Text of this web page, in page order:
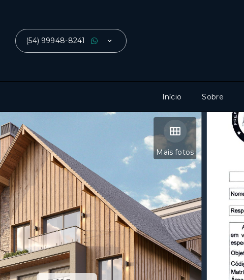
(54) 99948-8241
Início Sobre
Mais fotos